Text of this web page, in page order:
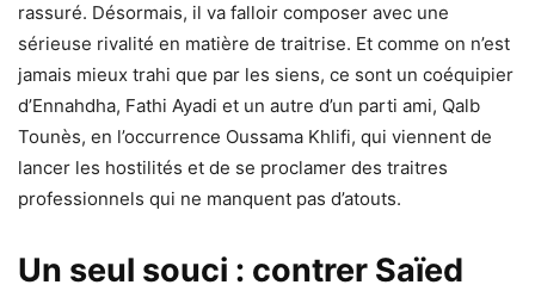
rassuré. Désormais, il va falloir composer avec une
sérieuse rivalité en matière de traitrise. Et comme on n’est
jamais mieux trahi que par les siens, ce sont un coéquipier
d’Ennahdha, Fathi Ayadi et un autre d’un parti ami, Qalb
Tounès, en l’occurrence Oussama Khlifi, qui viennent de
lancer les hostilités et de se proclamer des traitres
professionnels qui ne manquent pas d’atouts.
Un seul souci : contrer Saïed